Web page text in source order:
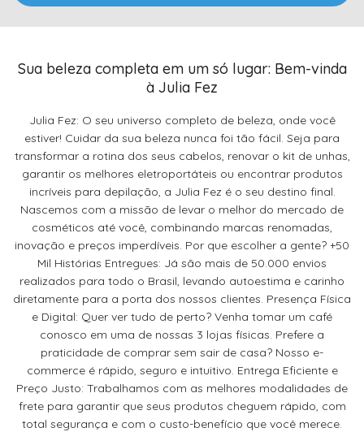
Sua beleza completa em um só lugar: Bem-vinda
à Julia Fez
Julia Fez: O seu universo completo de beleza, onde você
estiver! Cuidar da sua beleza nunca foi tão fácil. Seja para
transformar a rotina dos seus cabelos, renovar o kit de unhas,
garantir os melhores eletroportáteis ou encontrar produtos
incríveis para depilação, a Julia Fez é o seu destino final.
Nascemos com a missão de levar o melhor do mercado de
cosméticos até você, combinando marcas renomadas,
inovação e preços imperdíveis. Por que escolher a gente? +50
Mil Histórias Entregues: Já são mais de 50.000 envios
realizados para todo o Brasil, levando autoestima e carinho
diretamente para a porta dos nossos clientes. Presença Física
e Digital: Quer ver tudo de perto? Venha tomar um café
conosco em uma de nossas 3 lojas físicas. Prefere a
praticidade de comprar sem sair de casa? Nosso e-
commerce é rápido, seguro e intuitivo. Entrega Eficiente e
Preço Justo: Trabalhamos com as melhores modalidades de
frete para garantir que seus produtos cheguem rápido, com
total segurança e com o custo-benefício que você merece.